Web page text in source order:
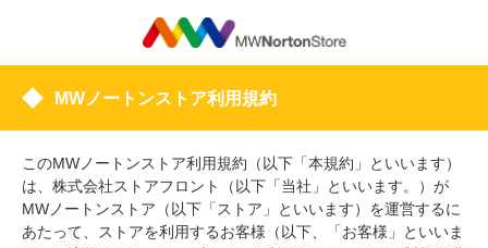
MWノートンストア利用規約
このMWノートンストア利用規約（以下「本規約」といいます）
は、株式会社ストアフロント（以下「当社」といいます。）が
MWノートンストア（以下「ストア」といいます）を運営するに
あたって、ストアを利用するお客様（以下、「お客様」といいま